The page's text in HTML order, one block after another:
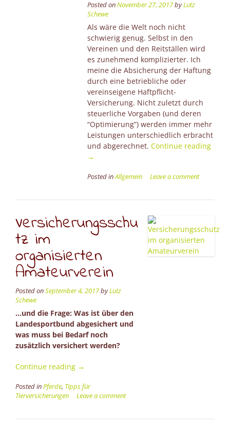
Posted onNovember 27, 2017byLutz
Schewe
Als wäre die Welt noch nicht
schwierig genug. Selbst in den
Vereinen und den Reitställen wird
es zunehmend komplizierter. Ich
meine die Absicherung der Haftung
durch eine betriebliche oder
vereinseigene Haftpflicht-
Versicherung. Nicht zuletzt durch
steuerliche Vorgaben (und deren
“Optimierung”) werden immer mehr
Leistungen unterschiedlich erbracht
und abgerechnet. Continue reading
Pferd
wird
→
Posted inAllgemein Leave a comment
Versicherungsschu
tz im
organisierten
Amateurverein
Posted onSeptember 4, 2017byLutz
Schewe
…und die Frage: Was ist über den
Landesportbund abgesichert und
was muss bei Bedarf noch
zusätzlich versichert werden?
Continue reading “Versicherungsschutz
organisierten
Amateurverein”
→
Posted inPferde, Tipps für
Tierversicherungen
Leave a comment